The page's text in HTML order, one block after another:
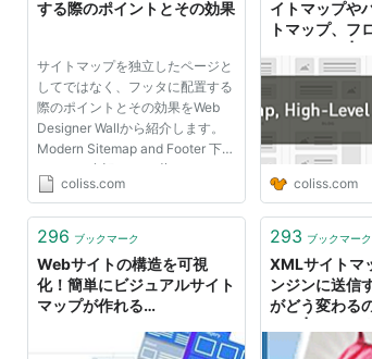
する際のポイントとその効果
サイトマップを独立したページと
してではなく、フッタに配置する
際のポイントとその効果をWeb
Designer Wallから紹介します。
Modern Sitemap and Footer 下記
は、その意訳です。 昔はほとん
どすべてのウェブサイトで、コン
マップを独立したページとして設
coliss.com
イトマップや
トマップ、フ
coliss.com
296 ブックマーク
Webサイトの構造を可視
化！簡単にビジュアルサイト
マップが作れる
293 ブックマーク
XMLサイトマ
ンジンに送信
がどう変わる